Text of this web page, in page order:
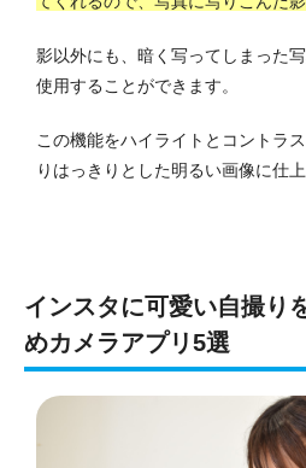
影以外にも、暗く写ってしまった
使用することができます。
この機能をハイライトとコントラ
りはっきりとした明るい画像に仕
インスタに可愛い自撮り
めカメラアプリ5選